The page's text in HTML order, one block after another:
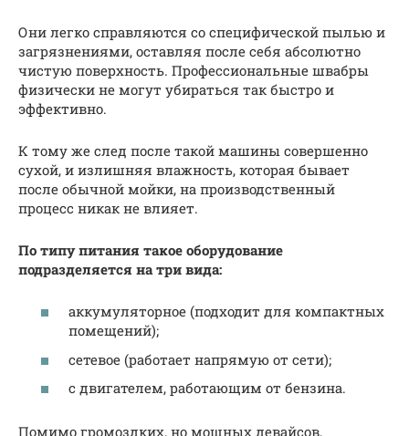
Они легко справляются со специфической пылью и
загрязнениями, оставляя после себя абсолютно
чистую поверхность. Профессиональные швабры
физически не могут убираться так быстро и
эффективно.
К тому же след после такой машины совершенно
сухой, и излишняя влажность, которая бывает
после обычной мойки, на производственный
процесс никак не влияет.
По типу питания такое оборудование
подразделяется на три вида:
аккумуляторное (подходит для компактных
помещений);
сетевое (работает напрямую от сети);
с двигателем, работающим от бензина.
Помимо громоздких, но мощных девайсов,